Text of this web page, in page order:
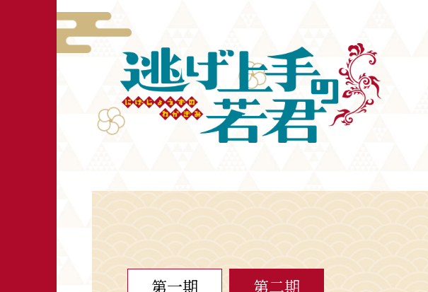
第一期 第二期